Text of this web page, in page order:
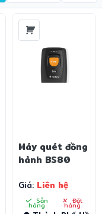
Máy quét đồng
hành BS80
Giá: Liên hệ
Sẵn
hàng Đặt
hàng